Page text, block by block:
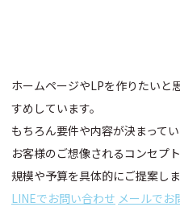
ホームページやLPを作りたいと
すめしています。
もちろん要件や内容が決まってい
お客様のご想像されるコンセプ
規模や予算を具体的にご提案しま
LINEでお問い合わせ メールでお